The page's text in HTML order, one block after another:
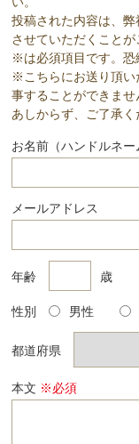
投稿された内容は、
させていただくことが
※は必須項目です。恐
※こちらにお送り頂い
事することができませ
あしからず、ご了承く
お名前（ハンドルネー
メールアドレス
年齢 歳
性別 男性
都道府県
本文 ※必須